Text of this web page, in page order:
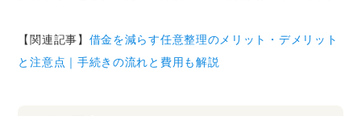
【関連記事】 借金を減らす任意整理のメリット・デメリット
と注意点｜手続きの流れと費用も解説